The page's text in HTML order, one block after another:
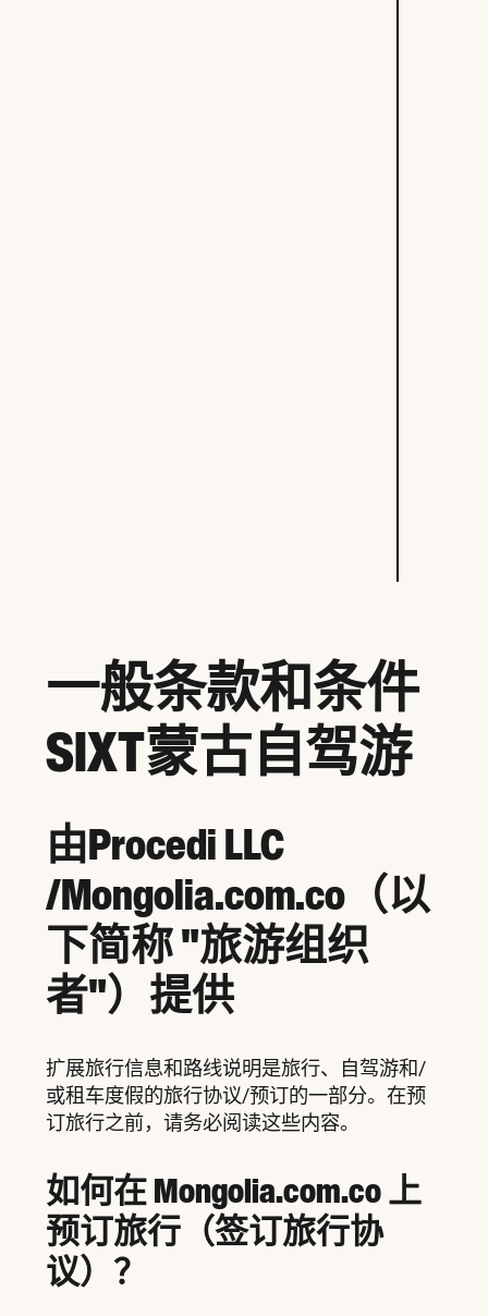
一般条款和条件
SIXT蒙古自驾游
由Procedi LLC
/Mongolia.com.co（以
下简称 "旅游组织
者"）提供
扩展旅行信息和路线说明是旅行、自驾游和/
或租车度假的旅行协议/预订的一部分。在预
订旅行之前，请务必阅读这些内容。
如何在 Mongolia.com.co 上
预订旅行（签订旅行协
议）？